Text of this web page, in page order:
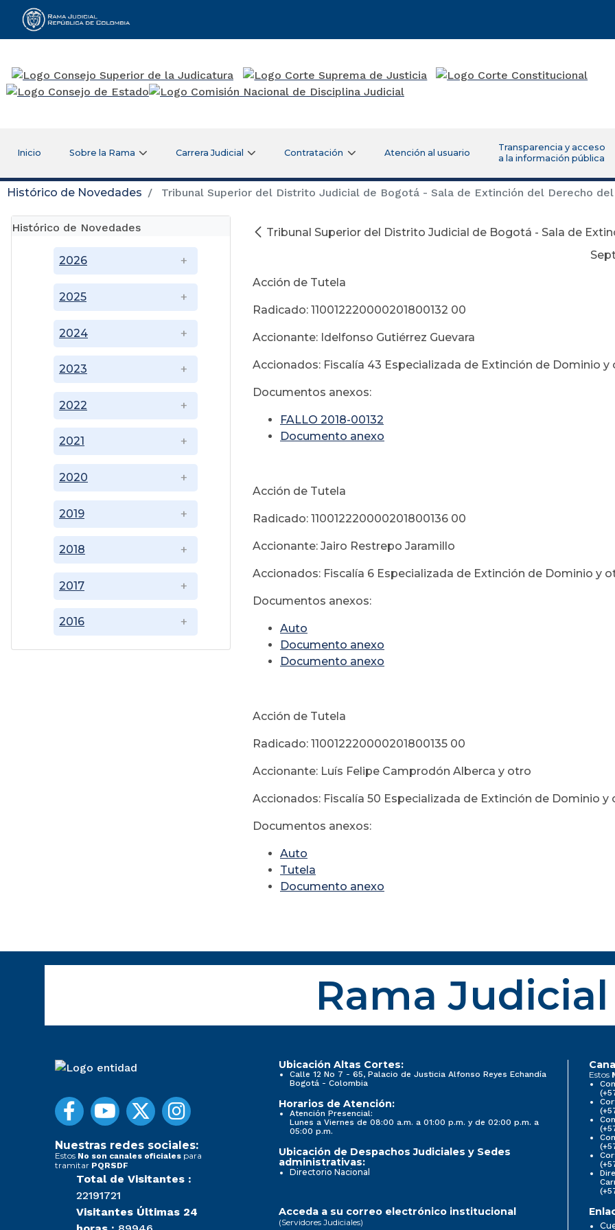
Rama Judicial
Inicio Sobre la Rama Carrera Judicial Contratación Atención al usuario
Transparencia y acceso
a la información pública
Histórico de Novedades Tribunal Superior del Distrito Judicial de Bogotá - Sala de Extinción del Derecho
Histórico de Novedades
2016
2017
2018
2019
2020
2021
2022
2023
2024
2025
2026
Tribunal Superior del Distrito Judicial de Bogotá - Sala de
Septiebre 04 de
Acción de Tutela
Radicado: 110012220000201800132 00
Accionante: Idelfonso Gutiérrez Guevara
Accionados: Fiscalía 43 Especializada de Extinción de Dominio y
Documentos anexos:
FALLO 2018-00132
Documento anexo
Acción de Tutela
Radicado: 110012220000201800136 00
Accionante: Jairo Restrepo Jaramillo
Accionados: Fiscalía 6 Especializada de Extinción de Dominio y
Documentos anexos:
Auto
Documento anexo
Documento anexo
Acción de Tutela
Radicado: 110012220000201800135 00
Accionante: Luís Felipe Camprodón Alberca y otro
Accionados: Fiscalía 50 Especializada de Extinción de Dominio y
Documentos anexos:
Auto
Tutela
Documento anexo
Rama Judicial
Nuestras redes sociales:
Estos No son canales oficiales para
tramitar PQRSDF
Total de Visitantes :
22191721
Visitantes Últimas 24
Ubicación Altas Cortes:
Calle 12 No 7 - 65, Palacio de Justicia Alfonso Reyes Echandía
Bogotá - Colombia
Horarios de Atención:
Atención Presencial:
Lunes a Viernes de 08:00 a.m. a 01:00 p.m. y de 02:00 p.m. a
05:00 p.m.
Ubicación de Despachos Judiciales y Sedes
administrativas:
Directorio Nacional
Estos
Acceda a su correo electrónico institucional
(Servidores Judiciales)